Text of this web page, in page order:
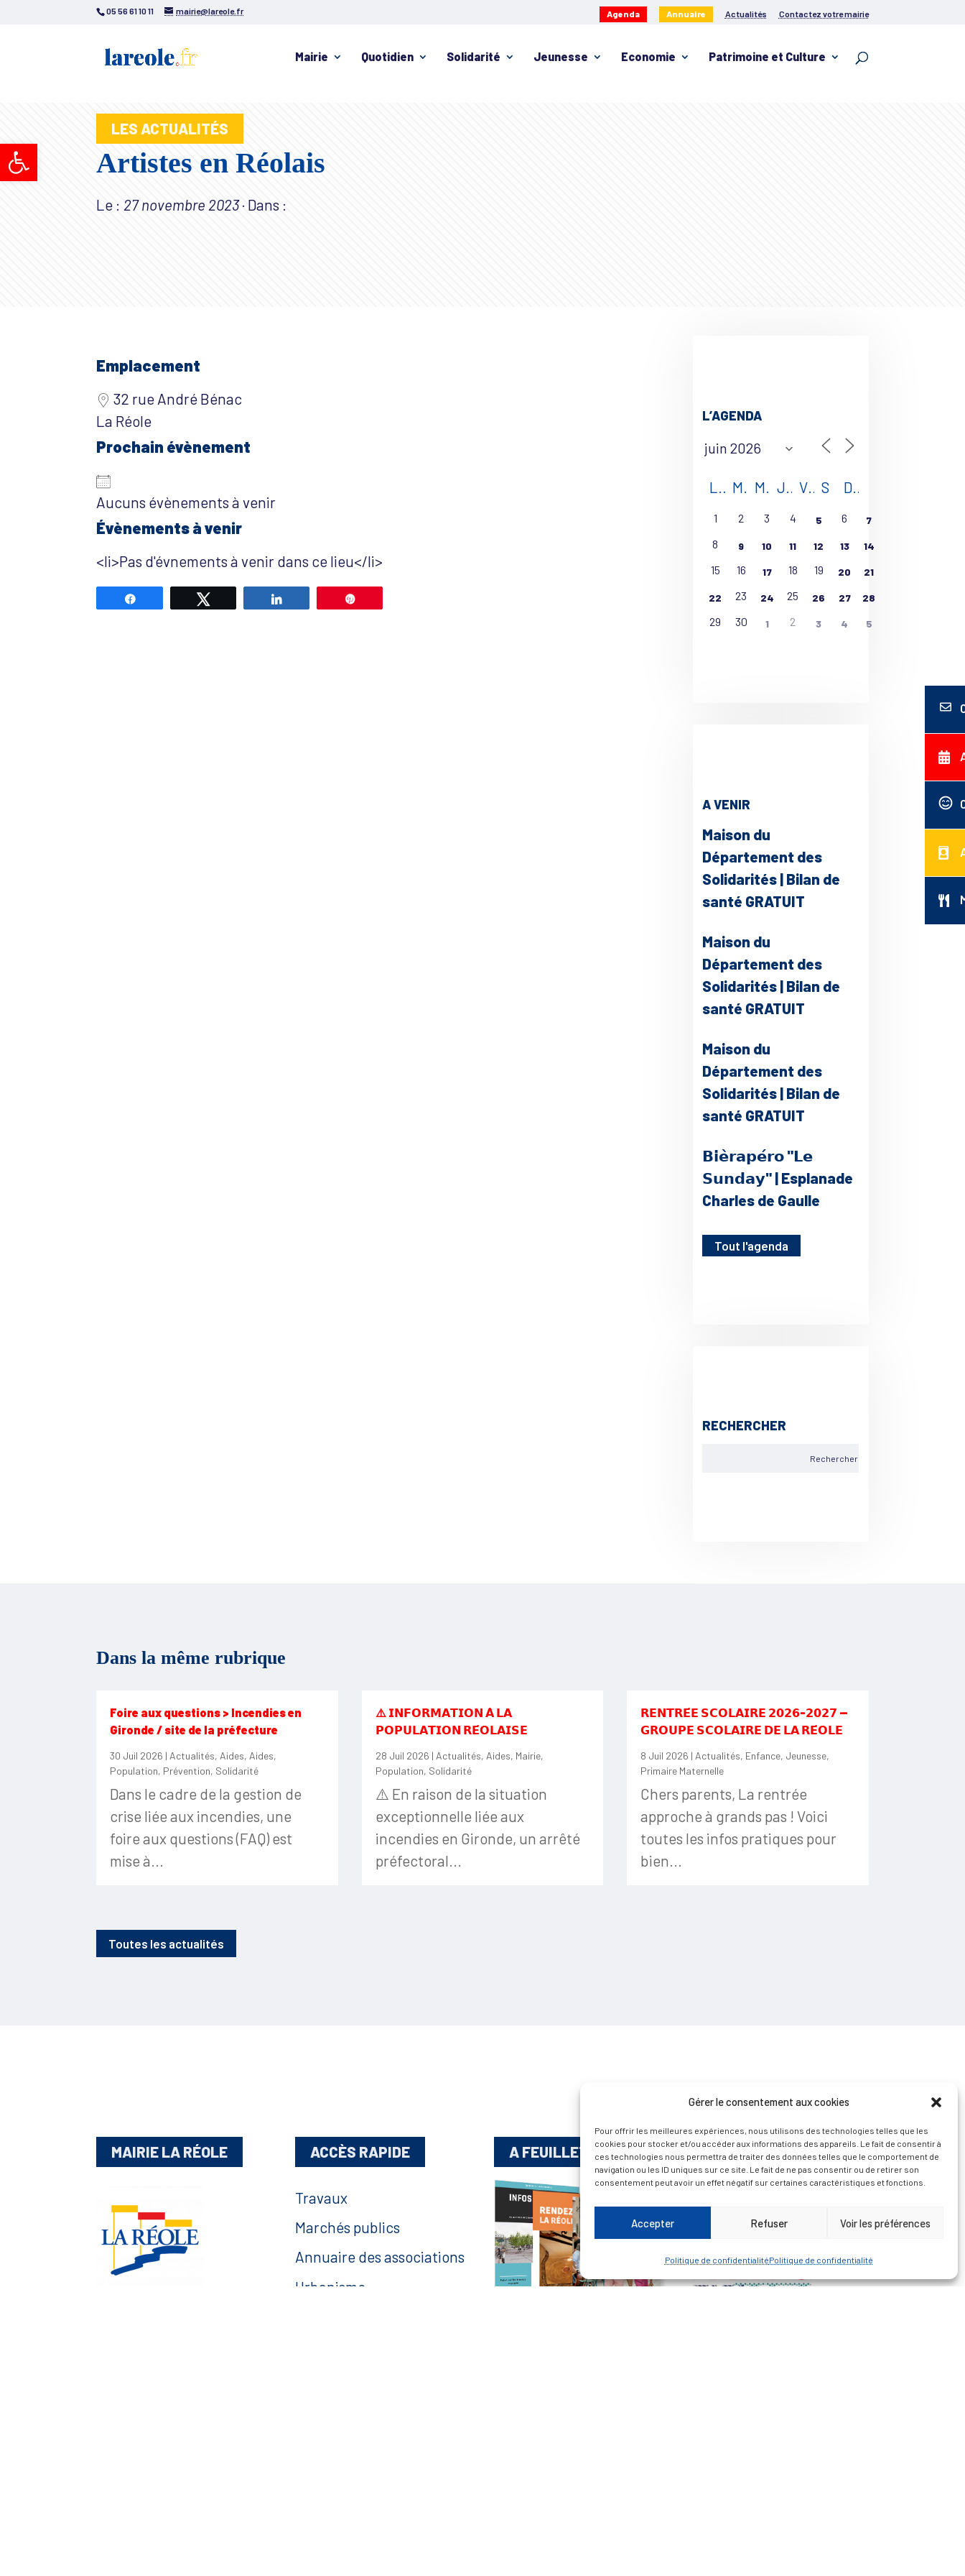
Ouvrir la barre d’outils
Gérer le consentement aux cookies
Pour offrir les meilleures expériences, nous utilisons des technologies telles que les
cookies pour stocker et/ou accéder aux informations des appareils. Le fait de consentir à
ces technologies nous permettra de traiter des données telles que le comportement de
navigation ou les ID uniques sur ce site. Le fait de ne pas consentir ou de retirer son
consentement peut avoir un effet négatif sur certaines caractéristiques et fonctions.
Accepter Refuser Voir les préférences
Politique de confidentialitéPolitique de confidentialité
05 56 61 10 11 mairie@lareole.fr Agenda Annuaire Actualités Contactez votre mairie
Mairie Quotidien Solidarité Jeunesse Economie Patrimoine et Culture
LES ACTUALITÉS
Artistes en Réolais
Le : 27 novembre 2023· Dans :
Emplacement
32 rue André Bénac
La Réole
Prochain évènement
Aucuns évènements à venir
Évènements à venir
<li>Pas d'évnements à venir dans ce lieu</li>
L’AGENDA
L M M J V S D
1 2 3 4 5 6 7
8 9 10 11 12 13 14
15 16 17 18 19 20 21
22 23 24 25 26 27 28
29 30 1 2 3 4 5
A VENIR
Maison du
Département des
Solidarités | Bilan de
santé GRATUIT
Maison du
Département des
Solidarités | Bilan de
santé GRATUIT
Maison du
Département des
Solidarités | Bilan de
santé GRATUIT
𝗕𝗶𝗲̀𝗿𝗮𝗽𝗲́𝗿𝗼 "𝗟𝗲
𝗦𝘂𝗻𝗱𝗮𝘆" | Esplanade
Charles de Gaulle
Tout l'agenda
RECHERCHER
Dans la même rubrique
Foire aux questions > Incendies en
Gironde / site de la préfecture
30 Juil 2026 |Actualités,Aides,Aides,
Population, Prévention, Solidarité
Dans le cadre de la gestion de
crise liée aux incendies, une
foire aux questions (FAQ) est
mise à...
⚠️ 𝗜𝗡𝗙𝗢𝗥𝗠𝗔𝗧𝗜𝗢𝗡 𝗔̀ 𝗟𝗔
𝗣𝗢𝗣𝗨𝗟𝗔𝗧𝗜𝗢𝗡 𝗥𝗘́𝗢𝗟𝗔𝗜𝗦𝗘
28 Juil 2026 | Actualités, Aides, Mairie,
Population, Solidarité
⚠️ En raison de la situation
exceptionnelle liée aux
incendies en Gironde, un arrêté
préfectoral...
𝗥𝗘𝗡𝗧𝗥𝗘́𝗘 𝗦𝗖𝗢𝗟𝗔𝗜𝗥𝗘 𝟮𝟬𝟮𝟲-𝟮𝟬𝟮𝟳 —
𝗚𝗥𝗢𝗨𝗣𝗘 𝗦𝗖𝗢𝗟𝗔𝗜𝗥𝗘 𝗗𝗘 𝗟𝗔 𝗥𝗘́𝗢𝗟𝗘
8 Juil 2026 | Actualités, Enfance, Jeunesse,
Primaire Maternelle
Chers parents, La rentrée
approche à grands pas ! Voici
toutes les infos pratiques pour
bien...
Toutes les actualités
MAIRIE LA RÉOLE ACCÈS RAPIDE
Travaux
Marchés publics
Annuaire des associations
Urbanisme
A FEUILLETER ! D’ART ET D’HISTOIRE